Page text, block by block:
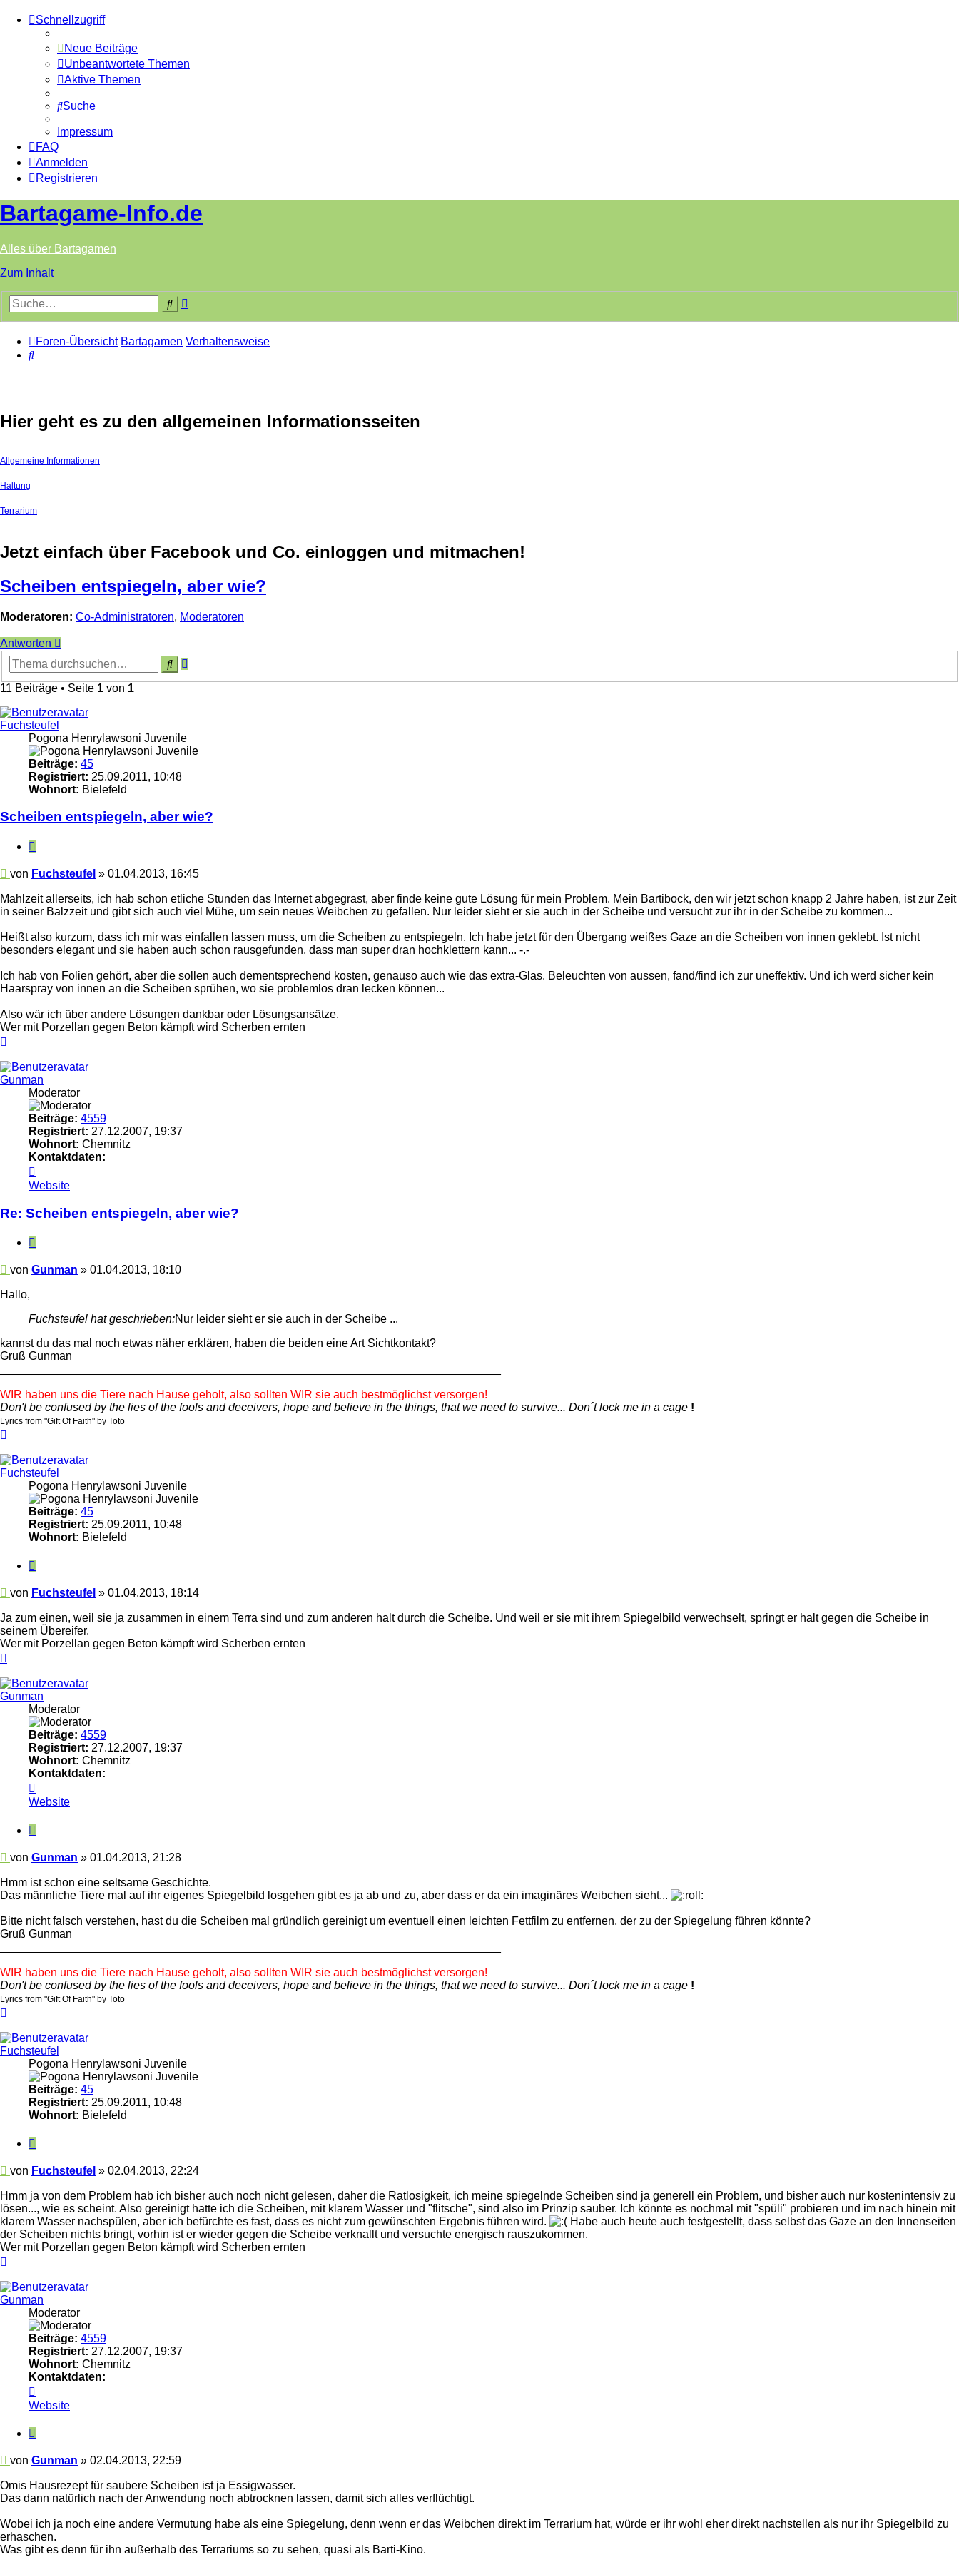
Schnellzugriff
Neue Beiträge
Unbeantwortete Themen
Aktive Themen
Suche
Impressum
FAQ
Anmelden
Registrieren
Bartagame-Info.de
Alles über Bartagamen
Zum Inhalt
Suche
Foren-Übersicht Bartagamen Verhaltensweise
Suche
Hier geht es zu den allgemeinen Informationsseiten
Allgemeine Informationen
Haltung
Terrarium
Jetzt einfach über Facebook und Co. einloggen und mitmachen!
Scheiben entspiegeln, aber wie?
Moderatoren: Co-Administratoren, Moderatoren
Antworten
SucheErweiterte
Suche
11 Beiträge • Seite 1 von 1
Fuchsteufel
Pogona Henrylawsoni Juvenile
Beiträge: 45
Registriert: 25.09.2011, 10:48
Wohnort: Bielefeld
Scheiben entspiegeln, aber wie?
Zitieren
Beitrag
von Fuchsteufel » 01.04.2013, 16:45
Mahlzeit allerseits, ich hab schon etliche Stunden das Internet abgegrast, aber finde keine gute Lösung für mein Problem. Mein Bartibock, den wir jetzt schon knapp 2 Jahre haben, ist zur Zeit
in seiner Balzzeit und gibt sich auch viel Mühe, um sein neues Weibchen zu gefallen. Nur leider sieht er sie auch in der Scheibe und versucht zur ihr in der Scheibe zu kommen...
Heißt also kurzum, dass ich mir was einfallen lassen muss, um die Scheiben zu entspiegeln. Ich habe jetzt für den Übergang weißes Gaze an die Scheiben von innen geklebt. Ist nicht
besonders elegant und sie haben auch schon rausgefunden, dass man super dran hochklettern kann... -.-
Ich hab von Folien gehört, aber die sollen auch dementsprechend kosten, genauso auch wie das extra-Glas. Beleuchten von aussen, fand/find ich zur uneffektiv. Und ich werd sicher kein
Haarspray von innen an die Scheiben sprühen, wo sie problemlos dran lecken können...
Also wär ich über andere Lösungen dankbar oder Lösungsansätze.
Wer mit Porzellan gegen Beton kämpft wird Scherben ernten
Gunman
Moderator
Beiträge: 4559
Registriert: 27.12.2007, 19:37
Wohnort: Chemnitz
Kontaktdaten:
von
Gunman
Website
Re: Scheiben entspiegeln, aber wie?
Zitieren
Beitrag
von Gunman » 01.04.2013, 18:10
Hallo,
Fuchsteufel hat geschrieben:Nur leider sieht er sie auch in der Scheibe ...
kannst du das mal noch etwas näher erklären, haben die beiden eine Art Sichtkontakt?
Gruß Gunman
WIR haben uns die Tiere nach Hause geholt, also sollten WIR sie auch bestmöglichst versorgen!
Don't be confused by the lies of the fools and deceivers, hope and believe in the things, that we need to survive... Don´t lock me in a cage !
Lyrics from "Gift Of Faith" by Toto
Fuchsteufel
Pogona Henrylawsoni Juvenile
Beiträge: 45
Registriert: 25.09.2011, 10:48
Wohnort: Bielefeld
Zitieren
Beitrag
von Fuchsteufel » 01.04.2013, 18:14
Ja zum einen, weil sie ja zusammen in einem Terra sind und zum anderen halt durch die Scheibe. Und weil er sie mit ihrem Spiegelbild verwechselt, springt er halt gegen die Scheibe in
seinem Übereifer.
Wer mit Porzellan gegen Beton kämpft wird Scherben ernten
Gunman
Moderator
Beiträge: 4559
Registriert: 27.12.2007, 19:37
Wohnort: Chemnitz
Kontaktdaten:
von
Gunman
Website
Zitieren
Beitrag
von Gunman » 01.04.2013, 21:28
Hmm ist schon eine seltsame Geschichte.
Das männliche Tiere mal auf ihr eigenes Spiegelbild losgehen gibt es ja ab und zu, aber dass er da ein imaginäres Weibchen sieht...
Bitte nicht falsch verstehen, hast du die Scheiben mal gründlich gereinigt um eventuell einen leichten Fettfilm zu entfernen, der zu der Spiegelung führen könnte?
Gruß Gunman
WIR haben uns die Tiere nach Hause geholt, also sollten WIR sie auch bestmöglichst versorgen!
Don't be confused by the lies of the fools and deceivers, hope and believe in the things, that we need to survive... Don´t lock me in a cage !
Lyrics from "Gift Of Faith" by Toto
Fuchsteufel
Pogona Henrylawsoni Juvenile
Beiträge: 45
Registriert: 25.09.2011, 10:48
Wohnort: Bielefeld
Zitieren
Beitrag
von Fuchsteufel » 02.04.2013, 22:24
Hmm ja von dem Problem hab ich bisher auch noch nicht gelesen, daher die Ratlosigkeit, ich meine spiegelnde Scheiben sind ja generell ein Problem, und bisher auch nur kostenintensiv zu
lösen..., wie es scheint. Also gereinigt hatte ich die Scheiben, mit klarem Wasser und "flitsche", sind also im Prinzip sauber. Ich könnte es nochmal mit "spüli" probieren und im nach hinein mit
klarem Wasser nachspülen, aber ich befürchte es fast, dass es nicht zum gewünschten Ergebnis führen wird.
Habe auch heute auch festgestellt, dass selbst das Gaze an den Innenseiten
der Scheiben nichts bringt, vorhin ist er wieder gegen die Scheibe verknallt und versuchte energisch rauszukommen.
Wer mit Porzellan gegen Beton kämpft wird Scherben ernten
Gunman
Moderator
Beiträge: 4559
Registriert: 27.12.2007, 19:37
Wohnort: Chemnitz
Kontaktdaten:
von
Gunman
Website
Zitieren
Beitrag
von Gunman » 02.04.2013, 22:59
Omis Hausrezept für saubere Scheiben ist ja Essigwasser.
Das dann natürlich nach der Anwendung noch abtrocknen lassen, damit sich alles verflüchtigt.
Wobei ich ja noch eine andere Vermutung habe als eine Spiegelung, denn wenn er das Weibchen direkt im Terrarium hat, würde er ihr wohl eher direkt nachstellen als nur ihr Spiegelbild zu
erhaschen.
Was gibt es denn für ihn außerhalb des Terrariums so zu sehen, quasi als Barti-Kino.